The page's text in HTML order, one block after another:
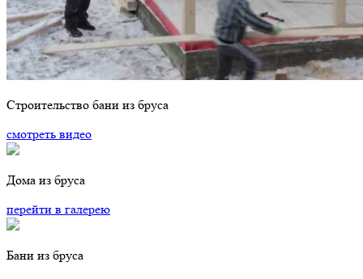
Строительство бани из бруса
смотреть видео
Дома из бруса
перейти в галерею
Бани из бруса